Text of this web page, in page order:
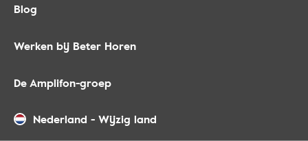
Blog
Werken bij Beter Horen
De Amplifon-groep
Nederland - Wijzig land